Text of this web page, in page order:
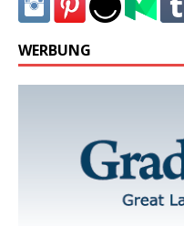
WERBUNG